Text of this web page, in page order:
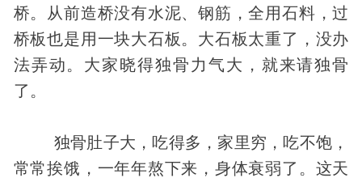
桥。从前造桥没有水泥、钢筋，全用石料，过
桥板也是用一块大石板。大石板太重了，没办
法弄动。大家晓得独骨力气大，就来请独骨
了。
独骨肚子大，吃得多，家里穷，吃不饱，
常常挨饿，一年年熬下来， 身体衰弱了。这天